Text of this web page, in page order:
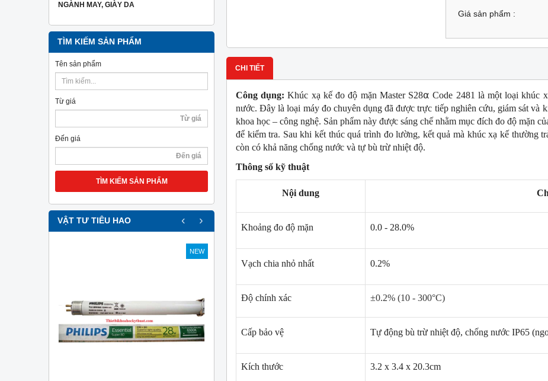
NGÀNH MAY, GIÀY DA
TÌM KIẾM SẢN PHẨM
Tên sản phẩm
Từ giá
Đến giá
TÌM KIẾM SẢN PHẨM
VẬT TƯ TIÊU HAO
NEW NEW NEW
‹ ›
Giá sản phẩm :
CHI TIẾT
Công dụng: Khúc xạ kế đo độ mặn Master S28⍺ Code 2481 là một loại khúc
nước. Đây là loại máy đo chuyên dụng đã được trực tiếp nghiên cứu, giám sát và
khoa học – công nghệ. Sản phẩm này được sáng chế nhằm mục đích đo độ mặn
để kiểm tra. Sau khi kết thúc quá trình đo lường, kết quả mà khúc xạ kế thường
còn có khả năng chống nước và tự bù trừ nhiệt độ.
Thông số kỹ thuật
Nội dung
Khoảng đo độ mặn 0.0 - 28.0%
Vạch chia nhỏ nhất 0.2%
Độ chính xác ±0.2% (10 - 300°C)
Cấp bảo vệ Tự động bù trừ nhiệt độ, chống nước IP65
Kích thước 3.2 x 3.4 x 20.3cm